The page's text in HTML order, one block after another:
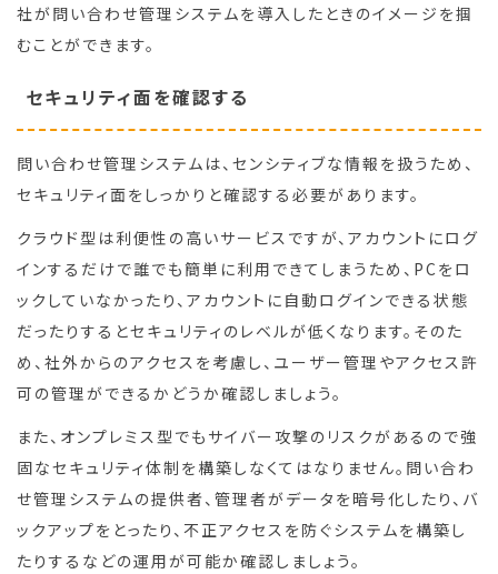
社が問い合わせ管理システムを導入したときのイメージを掴
むことができます。
セキュリティ面を確認する
問い合わせ管理システムは、センシティブな情報を扱うため、
セキュリティ面をしっかりと確認する必要があります。
クラウド型は利便性の高いサービスですが、アカウントにログ
インするだけで誰でも簡単に利用できてしまうため、PCをロ
ックしていなかったり、アカウントに自動ログインできる状態
だったりするとセキュリティのレベルが低くなります。そのた
め、社外からのアクセスを考慮し、ユーザー管理やアクセス許
可の管理ができるかどうか確認しましょう。
また、オンプレミス型でもサイバー攻撃のリスクがあるので強
固なセキュリティ体制を構築しなくてはなりません。問い合わ
せ管理システムの提供者、管理者がデータを暗号化したり、バ
ックアップをとったり、不正アクセスを防ぐシステムを構築し
たりするなどの運用が可能か確認しましょう。